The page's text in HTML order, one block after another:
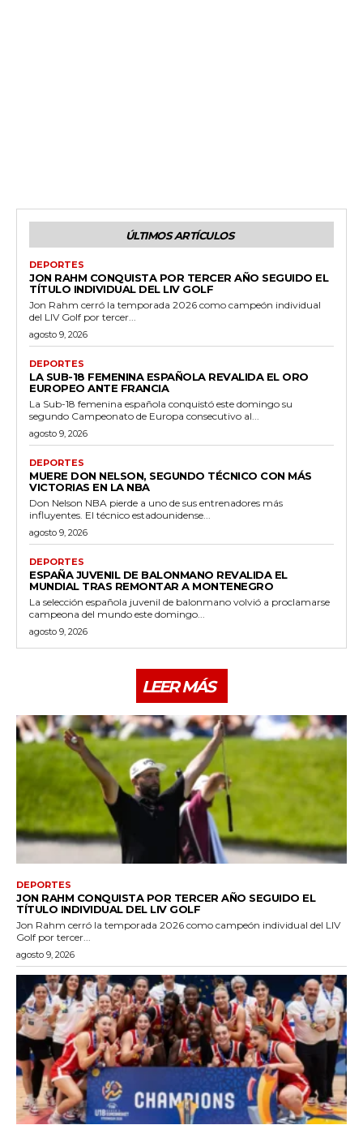
ÚLTIMOS ARTÍCULOS
DEPORTES
JON RAHM CONQUISTA POR TERCER AÑO SEGUIDO EL
TÍTULO INDIVIDUAL DEL LIV GOLF
Jon Rahm cerró la temporada 2026 como campeón individual
del LIV Golf por tercer...
agosto 9, 2026
DEPORTES
LA SUB-18 FEMENINA ESPAÑOLA REVALIDA EL ORO
EUROPEO ANTE FRANCIA
La Sub-18 femenina española conquistó este domingo su
segundo Campeonato de Europa consecutivo al...
agosto 9, 2026
DEPORTES
MUERE DON NELSON, SEGUNDO TÉCNICO CON MÁS
VICTORIAS EN LA NBA
Don Nelson NBA pierde a uno de sus entrenadores más
influyentes. El técnico estadounidense...
agosto 9, 2026
DEPORTES
ESPAÑA JUVENIL DE BALONMANO REVALIDA EL
MUNDIAL TRAS REMONTAR A MONTENEGRO
La selección española juvenil de balonmano volvió a proclamarse
campeona del mundo este domingo...
agosto 9, 2026
LEER MÁS
DEPORTES
JON RAHM CONQUISTA POR TERCER AÑO SEGUIDO EL
TÍTULO INDIVIDUAL DEL LIV GOLF
Jon Rahm cerró la temporada 2026 como campeón individual del LIV
Golf por tercer...
agosto 9, 2026